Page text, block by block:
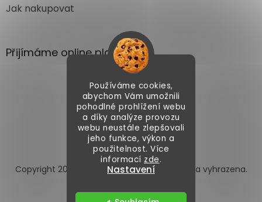
Používáme cookies,
abychom Vám umožnili
pohodlné prohlížení webu
a díky analýze provozu
webu neustále zlepšovali
jeho funkce, výkon a
použitelnost. Více
informací zde.
Nastavení
Jak nakupovat
Přijímáme online platby
Vytvořil Shoptet
Copyright 2026 Autoface.cz. Všechna práva vyhrazena.